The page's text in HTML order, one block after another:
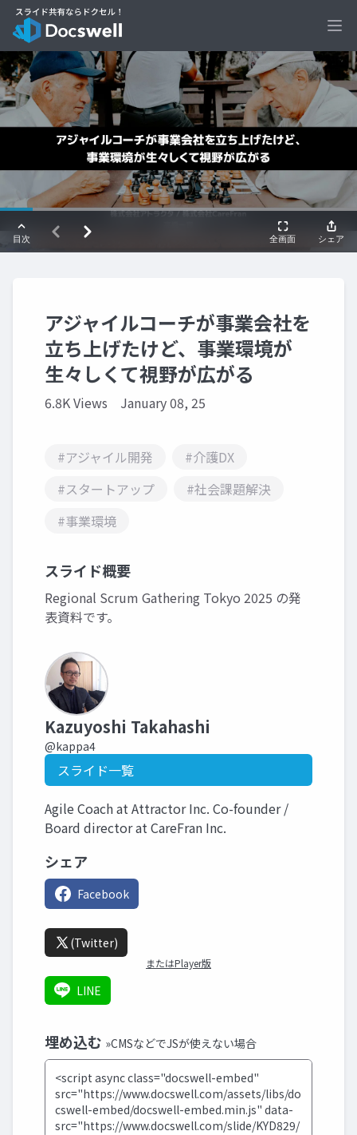
アジャイルコーチが事業会社を
立ち上げたけど、事業環境が
生々しくて視野が広がる
6.8K Views January 08, 25
#アジャイル開発
#介護DX
#スタートアップ
#社会課題解決
#事業環境
スライド概要
Regional Scrum Gathering Tokyo 2025 の発
表資料です。
Kazuyoshi Takahashi
@kappa4
スライド一覧
Agile Coach at Attractor Inc. Co-founder /
Board director at CareFran Inc.
シェア
Facebook
(Twitter)
またはPlayer版
LINE
埋め込む »CMSなどでJSが使えない場合